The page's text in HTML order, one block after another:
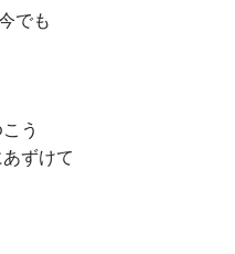
でも
う
ずけて